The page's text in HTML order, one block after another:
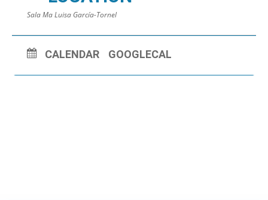
Sala Ma Luisa García-Tornel
CALENDAR GOOGLECAL